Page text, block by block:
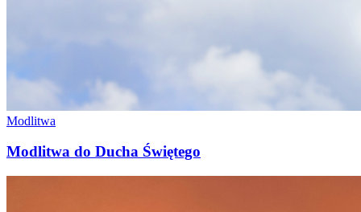
Modlitwa
Modlitwa do Ducha Świętego